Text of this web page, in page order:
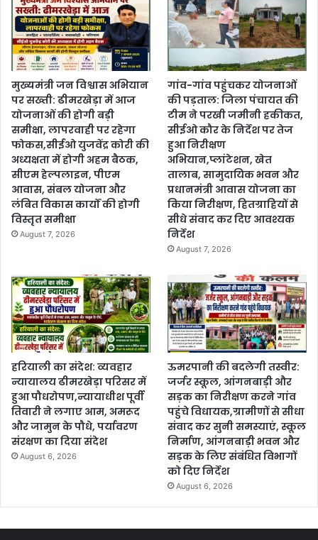
मुख्यमंत्री जन विश्वास अभियान
पर सख्ती: ढीमरखेड़ा में आज
योजनाओं की होगी बड़ी
समीक्षा, लापरवाही पर रहेगा
फोकस,सीईओ युजवेंद्र कोरी की
अध्यक्षता में होगी अहम बैठक,
सीएम हेल्पलाइन, पीएम
आवास, संबल योजना और
लंबित विकास कार्यों की होगी
विस्तृत समीक्षा
August 7, 2026
गांव-गांव पहुंचकर योजनाओं
की पड़ताल: जिला पंचायत की
टीम ने परखी जमीनी हकीकत,
सीईओ कौर के निर्देश पर तेज
हुआ निरीक्षण
अभियान,प्लांटेशन, खेत
तालाब, सामुदायिक भवन और
प्रधानमंत्री आवास योजना का
किया निरीक्षण, हितग्राहियों से
सीधे संवाद कर दिए आवश्यक
निर्देश
August 7, 2026
हरियाली का संदेश: व्यवहार
न्यायालय ढीमरखेड़ा परिसर में
हुआ पौधरोपण,न्यायाधीश पूर्वी
तिवारी ने लगाए आम, अमरूद
और जामुन के पौधे, पर्यावरण
संरक्षण का दिया संदेश
August 6, 2026
ऊमरपानी की बदलेगी तस्वीर:
जर्जर स्कूल, आंगनबाड़ी और
सड़क का निरीक्षण करने गांव
पहुंचे विधायक,ग्रामीणों से सीधा
संवाद कर सुनी समस्याएं, स्कूल
निर्माण, आंगनबाड़ी भवन और
सड़क के लिए संबंधित विभागों
को दिए निर्देश
August 6, 2026